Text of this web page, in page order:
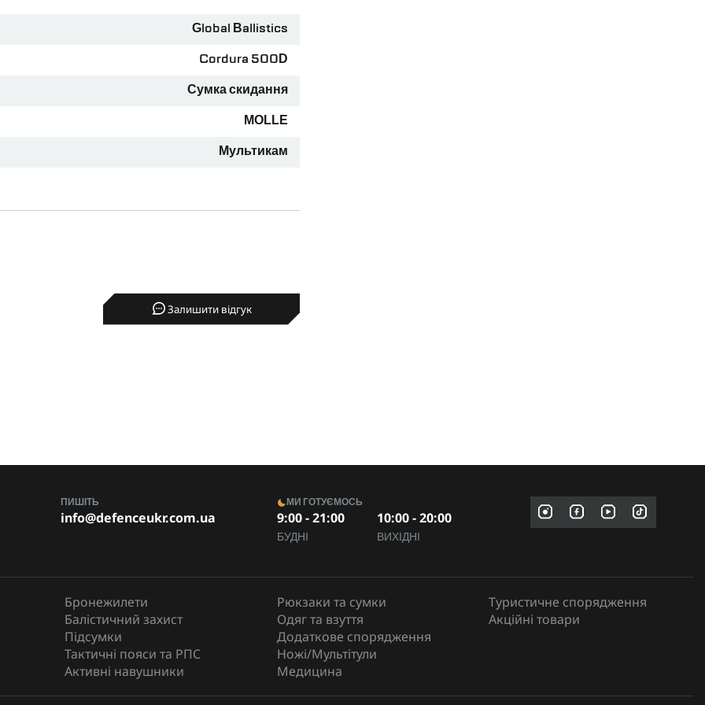
при активних пересуваннях та маже
Global Ballistics
Cordura 500D
Сумка скидання
MOLLE
Мультикам
Залишити відгук
ПИШІТЬ
info@defenceukr.com.ua
МИ ГОТУЄМОСЬ
9:00 - 21:00
БУДНІ
10:00 - 20:00
ВИХІДНІ
Бронежилети
Балістичний захист
Підсумки
Тактичні пояси та РПС
Активні навушники
Рюкзаки та сумки
Одяг та взуття
Додаткове спорядження
Ножі/Мультітули
Медицина
Туристичне спорядження
Акційні товари